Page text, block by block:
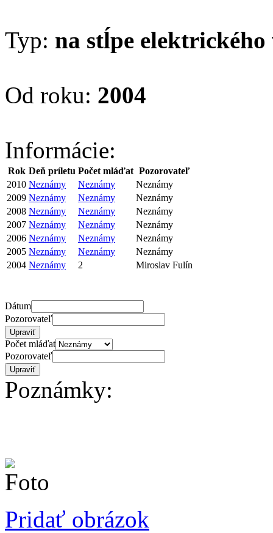
Typ: na stĺpe elektrického
Od roku: 2004
Informácie:
Rok Deň príletu Počet mláďat Pozorovateľ
2010 Neznámy Neznámy
Neznámy
2009 Neznámy Neznámy
Neznámy
2008 Neznámy Neznámy
Neznámy
2007 Neznámy Neznámy
Neznámy
2006 Neznámy Neznámy
Neznámy
2005 Neznámy Neznámy
Neznámy
2004 Neznámy 2 Miroslav Fulín
Dátum
Pozorovateľ
Počet mláďat
Pozorovateľ
Poznámky:
Pridať obrázok